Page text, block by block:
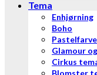
Tema
Enhjørning
Boho
Glamour
Cirkus